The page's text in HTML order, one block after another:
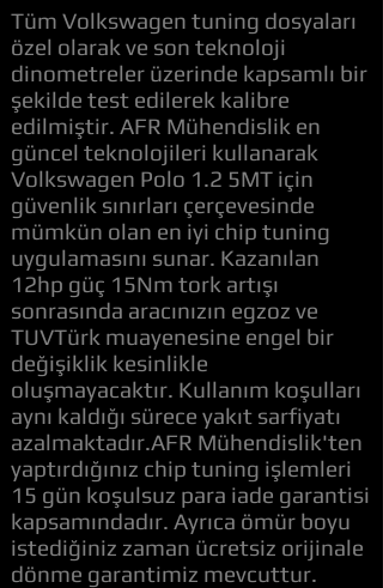
Tüm Volkswagen tuning dosyaları
özel olarak ve son teknoloji
dinometreler üzerinde kapsamlı bir
şekilde test edilerek kalibre
edilmiştir. AFR Mühendislik en
güncel teknolojileri kullanarak
Volkswagen Polo 1.2 5MT için
güvenlik sınırları çerçevesinde
mümkün olan en iyi chip tuning
uygulamasını sunar. Kazanılan
12hp güç 15Nm tork artışı
sonrasında aracınızın egzoz ve
TUVTürk muayenesine engel bir
değişiklik kesinlikle
oluşmayacaktır. Kullanım koşulları
aynı kaldığı sürece yakıt sarfiyatı
azalmaktadır.AFR Mühendislik'ten
yaptırdığınız chip tuning işlemleri
15 gün koşulsuz para iade garantisi
kapsamındadır. Ayrıca ömür boyu
istediğiniz zaman ücretsiz orijinale
dönme garantimiz mevcuttur.